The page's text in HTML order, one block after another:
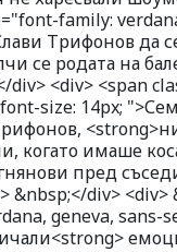
family:
Трифонов да
се родата на
div> <div> <span
size: 14px;
когато имаше
пред
&nbsp;</div> <div>
geneva, sans-